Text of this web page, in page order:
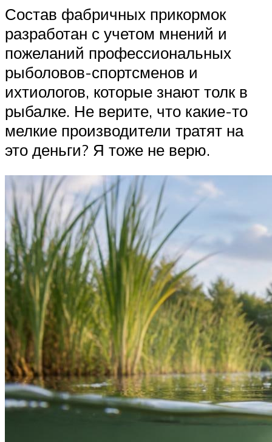
Состав фабричных прикормок
разработан с учетом мнений и
пожеланий профессиональных
рыболовов-спортсменов и
ихтиологов, которые знают толк в
рыбалке. Не верите, что какие-то
мелкие производители тратят на
это деньги? Я тоже не верю.